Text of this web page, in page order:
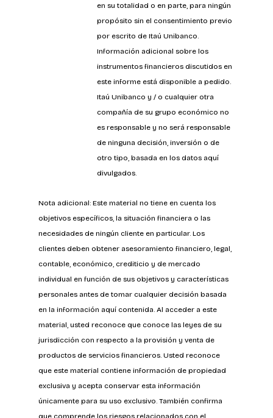
en su totalidad o en parte, para ningún
propósito sin el consentimiento previo
por escrito de Itaú Unibanco.
Información adicional sobre los
instrumentos financieros discutidos en
este informe está disponible a pedido.
Itaú Unibanco y / o cualquier otra
compañía de su grupo económico no
es responsable y no será responsable
de ninguna decisión, inversión o de
otro tipo, basada en los datos aquí
divulgados.
Nota adicional: Este material no tiene en cuenta los
objetivos específicos, la situación financiera o las
necesidades de ningún cliente en particular. Los
clientes deben obtener asesoramiento financiero, legal,
contable, económico, crediticio y de mercado
individual en función de sus objetivos y características
personales antes de tomar cualquier decisión basada
en la información aquí contenida. Al acceder a este
material, usted reconoce que conoce las leyes de su
jurisdicción con respecto a la provisión y venta de
productos de servicios financieros. Usted reconoce
que este material contiene información de propiedad
exclusiva y acepta conservar esta información
únicamente para su uso exclusivo. También confirma
que comprende los riesgos relacionados con el